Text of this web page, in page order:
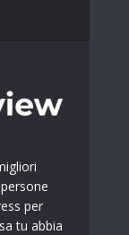
per
tu abbia